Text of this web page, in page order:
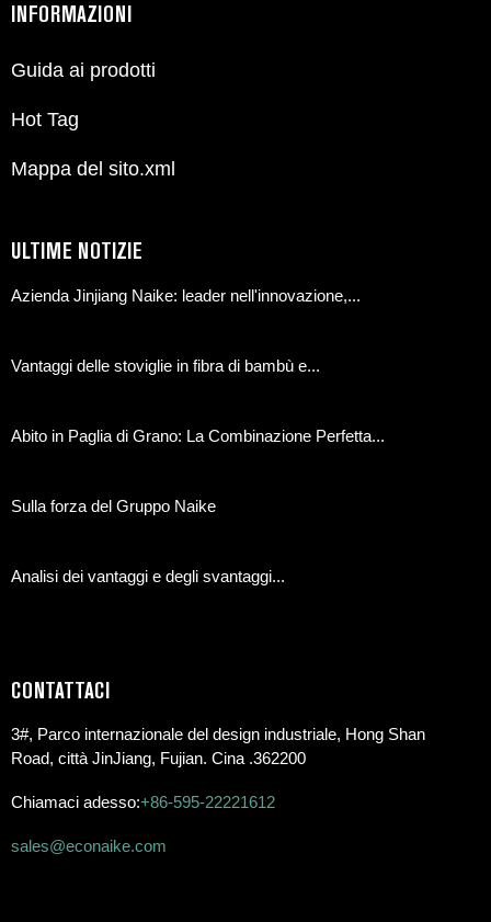
INFORMAZIONI
Guida ai prodotti
Hot Tag
Mappa del sito.xml
ULTIME NOTIZIE
Azienda Jinjiang Naike: leader nell'innovazione,...
Vantaggi delle stoviglie in fibra di bambù e...
Abito in Paglia di Grano: La Combinazione Perfetta...
Sulla forza del Gruppo Naike
Analisi dei vantaggi e degli svantaggi...
CONTATTACI
3#, Parco internazionale del design industriale, Hong Shan
Road, città JinJiang, Fujian. Cina .362200
Chiamaci adesso:+86-595-22221612
sales@econaike.com